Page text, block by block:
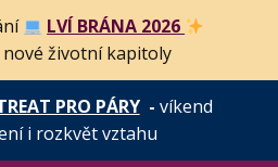
LVÍ BRÁNA 2026
životní kapitoly
PRO PÁRY- víkend
i rozkvět vztahu